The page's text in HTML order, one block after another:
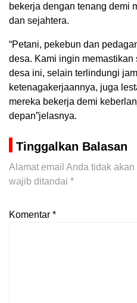
bekerja dengan tenang demi
dan sejahtera.
“Petani, pekebun dan
desa. Kami ingin
desa ini, selain terlindungi
ketenagakerjaannya, juga
mereka bekerja demi
depan”jelasnya.
Tinggalkan Balasan
Alamat email Anda tidak
wajib ditandai *
Komentar *